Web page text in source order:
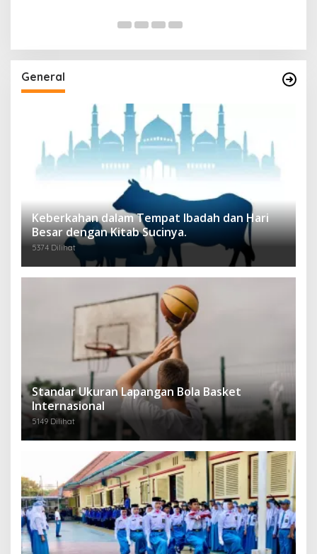
General
Keberkahan dalam Tempat Ibadah dan Hari
Besar dengan Kitab Sucinya.
5374 Dilihat
Standar Ukuran Lapangan Bola Basket
Internasional
5149 Dilihat